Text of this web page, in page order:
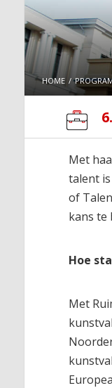
HOME
Met
talent
of
kans te
Hoe
Met